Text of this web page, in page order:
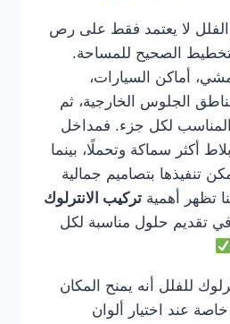
الفلل لا يعتمد فقط على رص
الصحيح للمساحة.
أماكن السيارات،
الجلوس الخارجية، ثم
المناسب لكل جزء. فمداخل
أكثر سماكة وتحملًا، بينما
تنفيذها بتصاميم جمالية
تظهر أهمية تركيب الانترلوك
في تقديم حلول مناسبة لكل
للفلل أنه يمنح المكان
عند اختيار ألوان